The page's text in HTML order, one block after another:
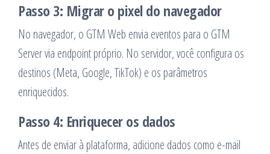
Passo 3: Migrar o pixel do navegador
No navegador, o GTM Web envia eventos para o GTM
Server via endpoint próprio. No servidor, você configura os
destinos (Meta, Google, TikTok) e os parâmetros
enriquecidos.
Passo 4: Enriquecer os dados
Antes de enviar à plataforma, adicione dados como e-mail